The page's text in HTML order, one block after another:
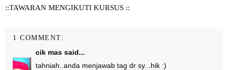
::TAWARAN MENGIKUTI KURSUS ::
1 COMMENT:
cik mas said...
tahniah..anda menjawab tag dr sy...hik :)